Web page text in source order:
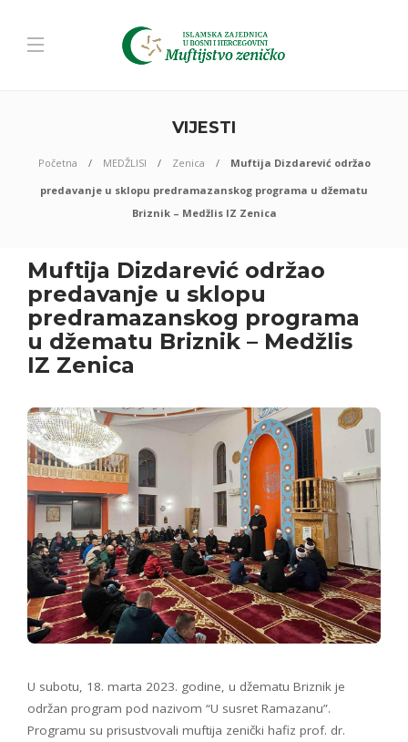
VIJESTI
Početna MEDŽLISI Zenica
Muftija Dizdarević održao
predavanje u sklopu predramazanskog programa u džematu
Briznik – Medžlis IZ Zenica
Muftija Dizdarević održao
predavanje u sklopu
predramazanskog programa
u džematu Briznik – Medžlis
IZ Zenica
U subotu, 18. marta 2023. godine, u džematu Briznik je
održan program pod nazivom “U susret Ramazanu”.
Programu su prisustvovali muftija zenički hafiz prof. dr.